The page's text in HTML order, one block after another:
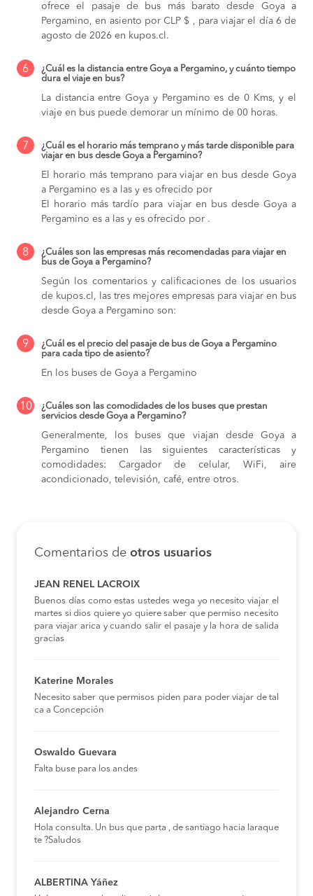
ofrece el pasaje de bus más barato desde Goya a
Pergamino, en asiento por CLP $ , para viajar el día 6 de
agosto de 2026 en kupos.cl.
6
¿Cuál es la distancia entre Goya a Pergamino, y cuánto tiempo
dura el viaje en bus?
La distancia entre Goya y Pergamino es de 0 Kms, y el
viaje en bus puede demorar un mínimo de 00 horas.
7
¿Cuál es el horario más temprano y más tarde disponible para
viajar en bus desde Goya a Pergamino?
El horario más temprano para viajar en bus desde Goya
a Pergamino es a las y es ofrecido por
El horario más tardío para viajar en bus desde Goya a
Pergamino es a las y es ofrecido por .
8
¿Cuáles son las empresas más recomendadas para viajar en
bus de Goya a Pergamino?
Según los comentarios y calificaciones de los usuarios
de kupos.cl, las tres mejores empresas para viajar en bus
desde Goya a Pergamino son:
9
¿Cuál es el precio del pasaje de bus de Goya a Pergamino
para cada tipo de asiento?
En los buses de Goya a Pergamino
10
¿Cuáles son las comodidades de los buses que prestan
servicios desde Goya a Pergamino?
Generalmente, los buses que viajan desde Goya a
Pergamino tienen las siguientes características y
comodidades: Cargador de celular, WiFi, aire
acondicionado, televisión, café, entre otros.
Comentarios de otros usuarios
JEAN RENEL LACROIX
Buenos días como estas ustedes wega yo necesito viajar el
martes si dios quiere yo quiere saber que permiso necesito
para viajar arica y cuando salir el pasaje y la hora de salida
gracias
Katerine Morales
Necesito saber que permisos piden para poder viajar de tal
ca a Concepción
Oswaldo Guevara
Falta buse para los andes
Alejandro Cerna
Hola consulta. Un bus que parta , de santiago hacia laraque
te ?Saludos
ALBERTINA Yáñez